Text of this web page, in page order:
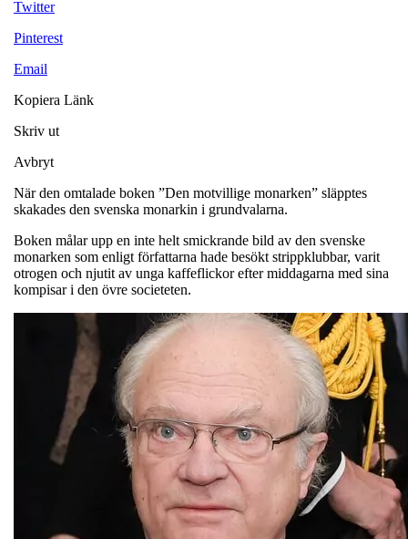
Twitter
Pinterest
Email
Kopiera Länk
Skriv ut
Avbryt
När den omtalade boken ”Den motvillige monarken” släpptes
skakades den svenska monarkin i grundvalarna.
Boken målar upp en inte helt smickrande bild av den svenske
monarken som enligt författarna hade besökt strippklubbar, varit
otrogen och njutit av unga kaffeflickor efter middagarna med sina
kompisar i den övre societeten.